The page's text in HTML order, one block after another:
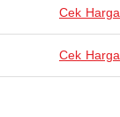
Cek Harga
Cek Harga